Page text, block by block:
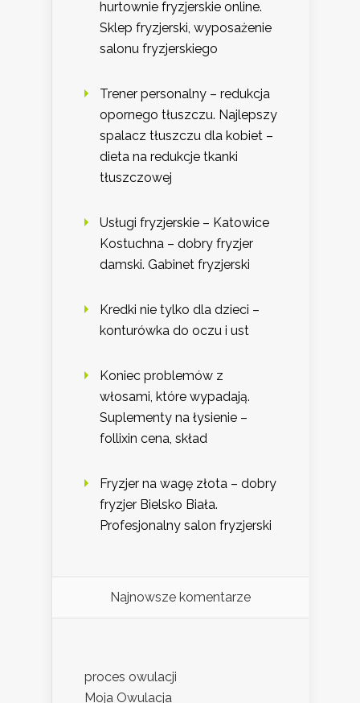
hurtownie fryzjerskie online.
Sklep fryzjerski, wyposażenie
salonu fryzjerskiego
Trener personalny – redukcja
opornego tłuszczu. Najlepszy
spalacz tłuszczu dla kobiet –
dieta na redukcje tkanki
tłuszczowej
Usługi fryzjerskie – Katowice
Kostuchna – dobry fryzjer
damski. Gabinet fryzjerski
Kredki nie tylko dla dzieci –
konturówka do oczu i ust
Koniec problemów z
włosami, które wypadają.
Suplementy na łysienie –
follixin cena, skład
Fryzjer na wagę złota – dobry
fryzjer Bielsko Biała.
Profesjonalny salon fryzjerski
Najnowsze komentarze
proces owulacji
Moja Owulacja